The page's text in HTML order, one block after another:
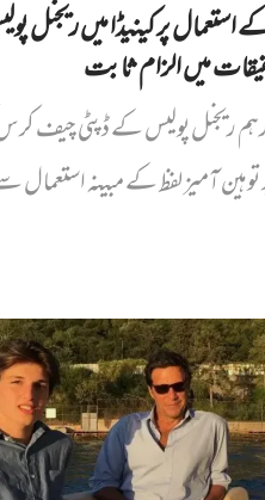
استعمال پر کینیڈا میں ریجنل
میں الزام ثابت
ڈرہم ریجنل پولیس کے ڈپٹی چیف
آمیز لفظ کے مبینہ